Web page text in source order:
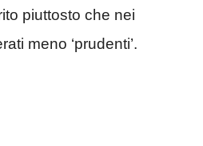
piuttosto che nei
meno ‘prudenti’.